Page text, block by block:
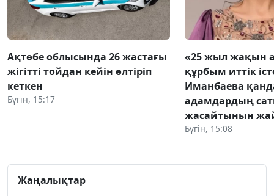
Ақтөбе облысында 26 жастағы
жігітті тойдан кейін өлтіріп
кеткен
Бүгін, 15:17
«25 жыл жақын
құрбым иттік
Иманбаева
адамдардың
жасайтынын
Бүгін, 15:08
Жаңалықтар